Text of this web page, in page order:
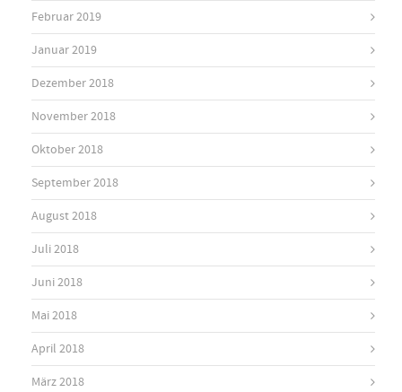
Februar 2019
Januar 2019
Dezember 2018
November 2018
Oktober 2018
September 2018
August 2018
Juli 2018
Juni 2018
Mai 2018
April 2018
März 2018